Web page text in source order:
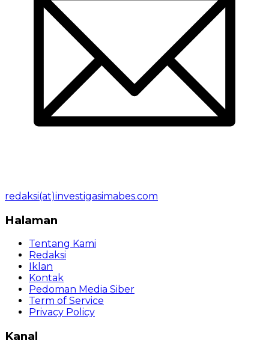
redaksi(at)investigasimabes.com
Halaman
Tentang Kami
Redaksi
Iklan
Kontak
Pedoman Media Siber
Term of Service
Privacy Policy
Kanal